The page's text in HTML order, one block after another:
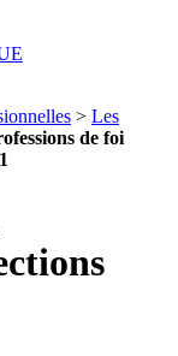
> Les
de foi